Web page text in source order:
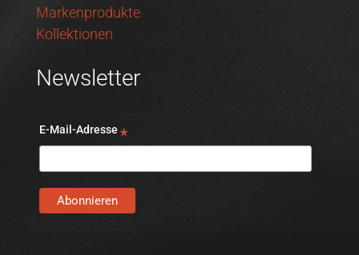
Markenprodukte
Kollektionen
Newsletter
E-Mail-Adresse *